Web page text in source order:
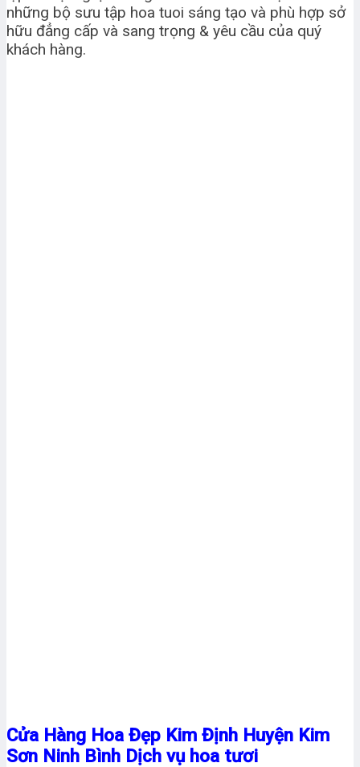
những bộ sưu tập hoa tuoi sáng tạo và phù hợp sở
hữu đẳng cấp và sang trọng & yêu cầu của quý
khách hàng.
Cửa Hàng Hoa Đẹp Kim Định Huyện Kim
Sơn Ninh Bình Dịch vụ hoa tươi